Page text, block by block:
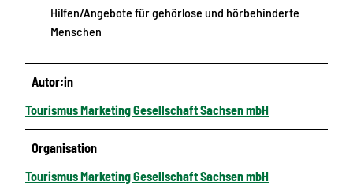
Hilfen/Angebote für gehörlose und hörbehinderte
Menschen
Autor:in
Tourismus Marketing Gesellschaft Sachsen mbH
Organisation
Tourismus Marketing Gesellschaft Sachsen mbH